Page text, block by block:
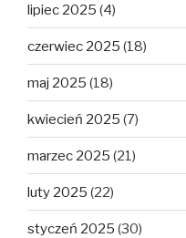
lipiec 2025 (4)
czerwiec 2025 (18)
maj 2025 (18)
kwiecień 2025 (7)
marzec 2025 (21)
luty 2025 (22)
styczeń 2025 (30)